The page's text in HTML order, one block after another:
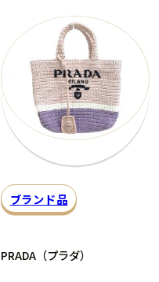
ブランド品
PRADA（プラダ）